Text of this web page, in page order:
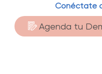
Conéctate
Agenda tu